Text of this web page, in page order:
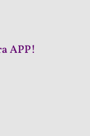
APP!